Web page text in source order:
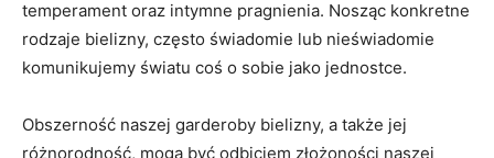
temperament oraz intymne pragnienia. Nosząc konkretne
rodzaje bielizny, często świadomie ‌lub ‌nieświadomie
komunikujemy światu coś o sobie jako jednostce.
Obszerność naszej garderoby bielizny, a także jej
różnorodność, mogą być odbiciem złożoności naszej